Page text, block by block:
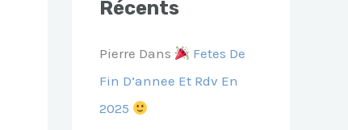
Récents
Pierre Dans
Fetes De
Fin D’annee Et Rdv En
2025